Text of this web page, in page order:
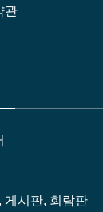
관
게시판, 회람판